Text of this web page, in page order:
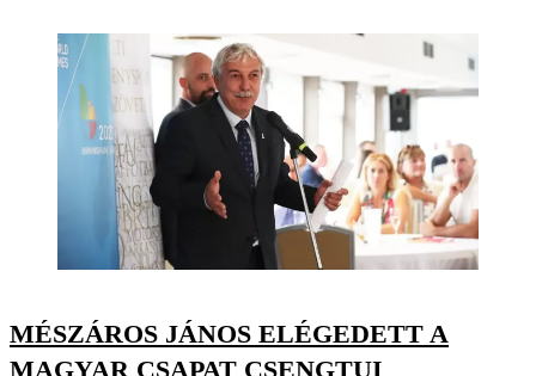
MÉSZÁROS JÁNOS ELÉGEDETT A
MAGYAR CSAPAT CSENGTUI